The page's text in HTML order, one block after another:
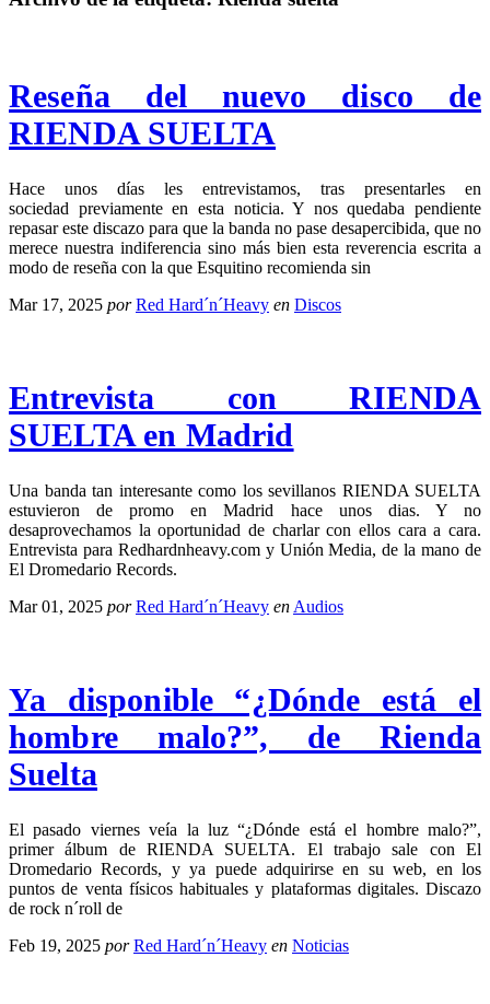
Reseña del nuevo disco de
RIENDA SUELTA
Hace unos días les entrevistamos, tras presentarles en
sociedad previamente en esta noticia. Y nos quedaba pendiente
repasar este discazo para que la banda no pase desapercibida, que no
merece nuestra indiferencia sino más bien esta reverencia escrita a
modo de reseña con la que Esquitino recomienda sin
Mar 17, 2025 por Red Hard´n´Heavy en Discos
Entrevista con RIENDA
SUELTA en Madrid
Una banda tan interesante como los sevillanos RIENDA SUELTA
estuvieron de promo en Madrid hace unos dias. Y no
desaprovechamos la oportunidad de charlar con ellos cara a cara.
Entrevista para Redhardnheavy.com y Unión Media, de la mano de
El Dromedario Records.
Mar 01, 2025 por Red Hard´n´Heavy en Audios
Ya disponible “¿Dónde está el
hombre malo?”, de Rienda
Suelta
El pasado viernes veía la luz “¿Dónde está el hombre malo?”,
primer álbum de RIENDA SUELTA. El trabajo sale con El
Dromedario Records, y ya puede adquirirse en su web, en los
puntos de venta físicos habituales y plataformas digitales. Discazo
de rock n´roll de
Feb 19, 2025 por Red Hard´n´Heavy en Noticias